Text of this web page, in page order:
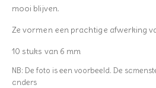
mooi blijven.
Ze vormen een prachtige afwerking
10 stuks van 6 mm
NB: De foto is een voorbeeld. De
anders